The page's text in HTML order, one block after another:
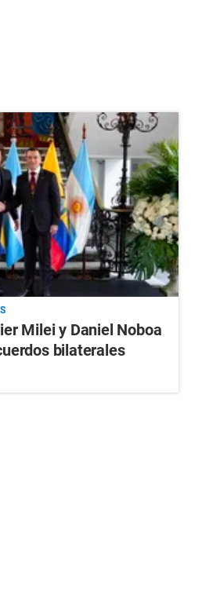
Milei y Daniel Noboa
bilaterales